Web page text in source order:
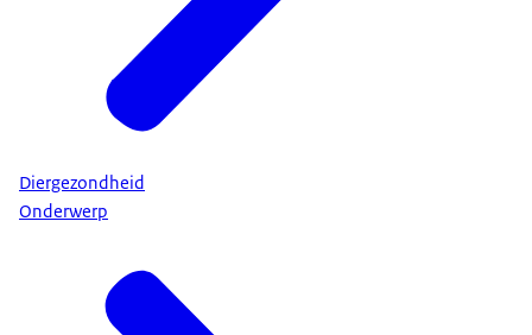
Diergezondheid
Onderwerp